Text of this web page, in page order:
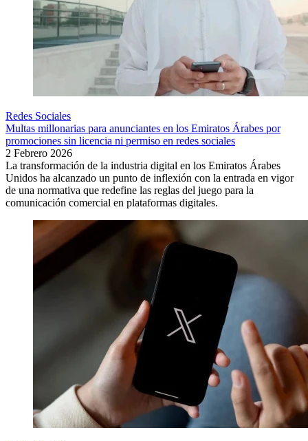
Redes Sociales
Multas millonarias para anunciantes en los Emiratos Árabes por
promociones sin licencia ni permiso en redes sociales
2 Febrero 2026
La transformación de la industria digital en los Emiratos Árabes
Unidos ha alcanzado un punto de inflexión con la entrada en vigor
de una normativa que redefine las reglas del juego para la
comunicación comercial en plataformas digitales.